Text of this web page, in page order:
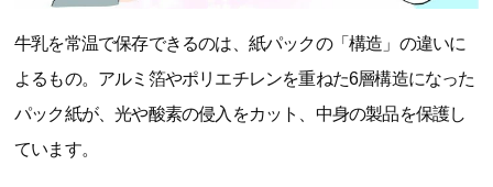
牛乳を常温で保存できるのは、紙パックの「構造」の違いに
よるもの。アルミ箔やポリエチレンを重ねた6層構造になった
パック紙が、光や酸素の侵入をカット、中身の製品を保護し
ています。